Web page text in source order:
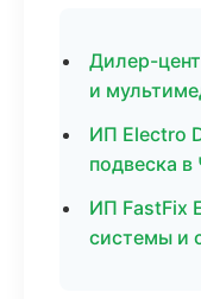
Дилер-
и
ИП Electro
подвеска
ИП FastFix
системы и